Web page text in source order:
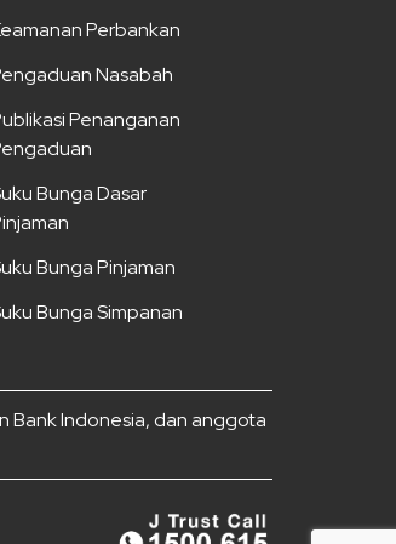
Perbankan
Nasabah
Penanganan
Bunga Dasar
Bunga Pinjaman
Bunga Simpanan
Bank Indonesia, dan anggota